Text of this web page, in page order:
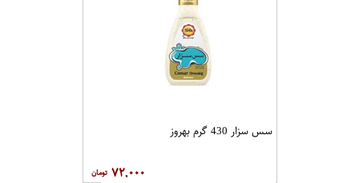
سس سزار 430 گرم بهروز
۷۲,۰۰۰